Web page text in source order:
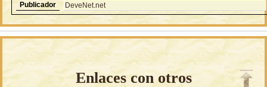
Publicador
DeveNet.net
Enlaces con otros